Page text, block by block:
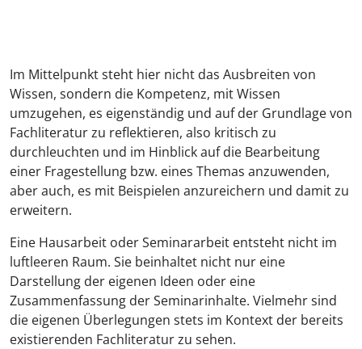
Im Mittelpunkt steht hier nicht das Ausbreiten von
Wissen, sondern die Kompetenz, mit Wissen
umzugehen, es eigenständig und auf der Grundlage von
Fachliteratur zu reflektieren, also kritisch zu
durchleuchten und im Hinblick auf die Bearbeitung
einer Fragestellung bzw. eines Themas anzuwenden,
aber auch, es mit Beispielen anzureichern und damit zu
erweitern.
Eine Hausarbeit oder Seminararbeit entsteht nicht im
luftleeren Raum. Sie beinhaltet nicht nur eine
Darstellung der eigenen Ideen oder eine
Zusammenfassung der Seminarinhalte. Vielmehr sind
die eigenen Überlegungen stets im Kontext der bereits
existierenden Fachliteratur zu sehen.